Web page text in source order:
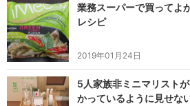
業務スーパーで買ってよ
レシピ
2019年01月24日
5人家族非ミニマリスト
かっているように見せな